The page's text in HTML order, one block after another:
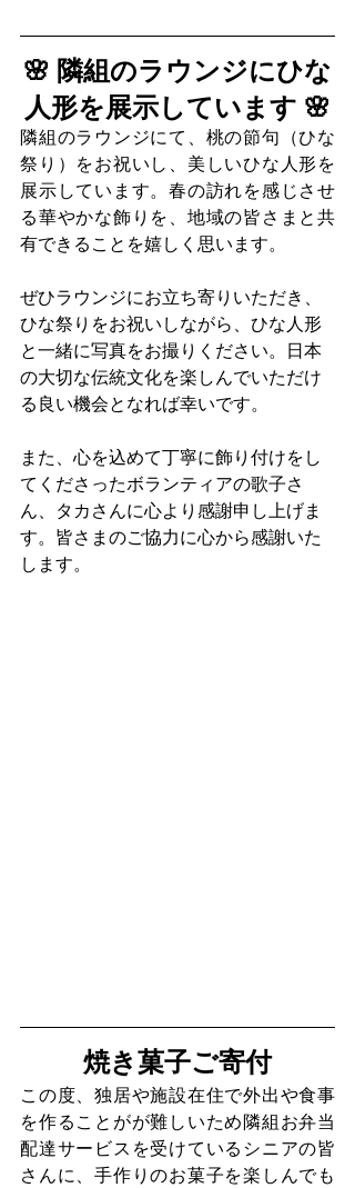
🌸 隣組のラウンジにひな
人形を展示しています 🌸
隣組のラウンジにて、桃の節句（ひな
祭り）をお祝いし、美しいひな人形を
展示しています。春の訪れを感じさせ
る華やかな飾りを、地域の皆さまと共
有できることを嬉しく思います。
ぜひラウンジにお立ち寄りいただき、
ひな祭りをお祝いしながら、ひな人形
と一緒に写真をお撮りください。日本
の大切な伝統文化を楽しんでいただけ
る良い機会となれば幸いです。
また、心を込めて丁寧に飾り付けをし
てくださったボランティアの歌子さ
ん、タカさんに心より感謝申し上げま
す。皆さまのご協力に心から感謝いた
します。
焼き菓子ご寄付
この度、独居や施設在住で外出や食事
を作ることがが難しいため隣組お弁当
配達サービスを受けているシニアの皆
さんに、手作りのお菓子を楽しんでも